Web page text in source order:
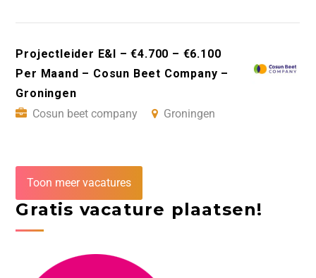
Projectleider E&I – €4.700 – €6.100
Per Maand – Cosun Beet Company –
Groningen
Cosun beet company
Groningen
Toon meer vacatures
Gratis vacature plaatsen!